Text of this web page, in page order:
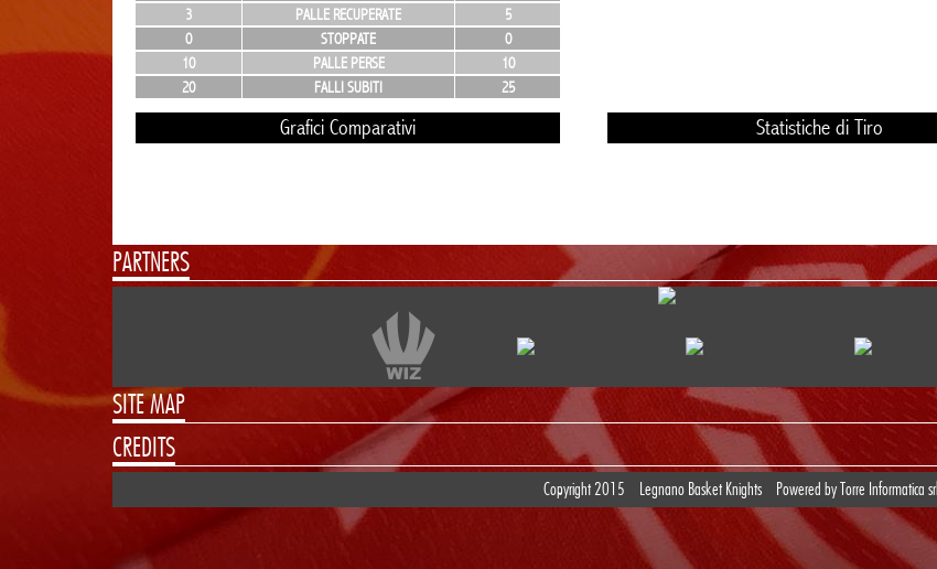
3
PALLE RECUPERATE
5
0
STOPPATE
0
10
PALLE PERSE
10
20
FALLI SUBITI 25
Grafici Comparativi Statistiche di Tiro
PARTNERS
SITE MAP
CREDITS
Copyright 2015 Legnano Basket Knights Powered by Torre Informatica srl